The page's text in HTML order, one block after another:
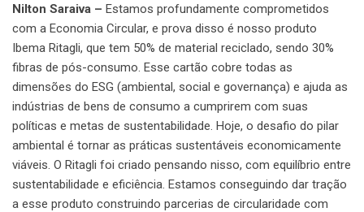
Nilton Saraiva – Estamos profundamente comprometidos
com a Economia Circular, e prova disso é nosso produto
Ibema Ritagli, que tem 50% de material reciclado, sendo 30%
fibras de pós-consumo. Esse cartão cobre todas as
dimensões do ESG (ambiental, social e governança) e ajuda as
indústrias de bens de consumo a cumprirem com suas
políticas e metas de sustentabilidade. Hoje, o desafio do pilar
ambiental é tornar as práticas sustentáveis economicamente
viáveis. O Ritagli foi criado pensando nisso, com equilíbrio entre
sustentabilidade e eficiência. Estamos conseguindo dar tração
a esse produto construindo parcerias de circularidade com